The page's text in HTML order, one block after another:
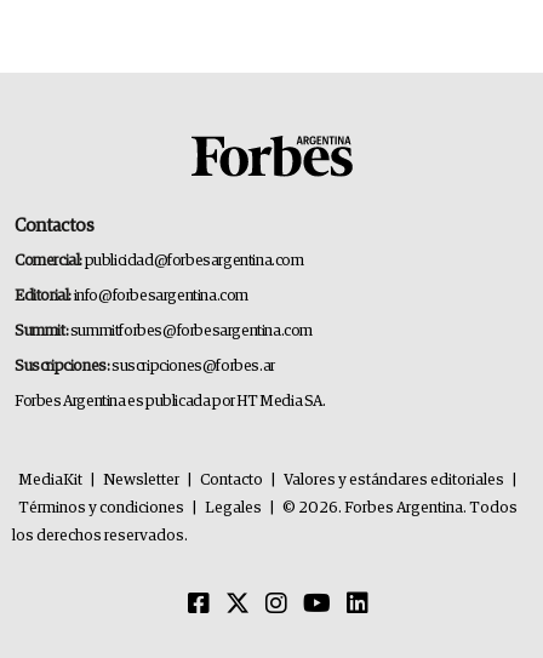
Contactos
Comercial:publicidad@forbesargentina.com
Editorial:info@forbesargentina.com
Summit:summitforbes@forbesargentina.com
Suscripciones:suscripciones@forbes.ar
Forbes Argentina es publicada por HT Media SA.
MediaKit Newsletter Contacto Valores y estándares editoriales
Términos y condiciones
Legales
© 2026. Forbes Argentina. Todos
los derechos reservados.